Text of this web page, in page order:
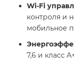
Wi-Fi
контроля и
мобильное
7,6 и класс